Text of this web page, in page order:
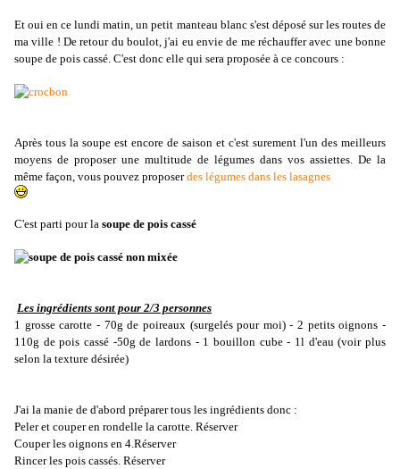
Et oui en ce lundi matin, un petit manteau blanc s'est déposé sur les routes de
ma ville ! De retour du boulot, j'ai eu envie de me réchauffer avec une bonne
soupe de pois cassé. C'est donc elle qui sera proposée à ce concours :
Après tous la soupe est encore de saison et c'est surement l'un des meilleurs
moyens de proposer une multitude de légumes dans vos assiettes. De la
même façon, vous pouvez proposerdes légumes dans les lasagnes
C'est parti pour la soupe de pois cassé
Les ingrédients sont pour 2/3 personnes
1 grosse carotte - 70g de poireaux (surgelés pour moi) - 2 petits oignons -
110g de pois cassé -50g de lardons - 1 bouillon cube - 1l d'eau (voir plus
selon la texture désirée)
J'ai la manie de d'abord préparer tous les ingrédients donc :
Peler et couper en rondelle la carotte. Réserver
Couper les oignons en 4.Réserver
Rincer les pois cassés. Réserver